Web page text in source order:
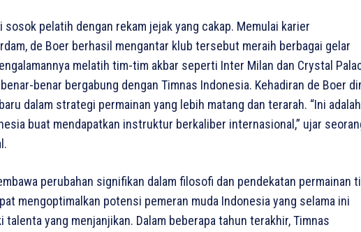
sosok pelatih dengan rekam jejak yang cakap. Memulai karier
de Boer berhasil mengantar klub tersebut meraih berbagai gelar
melatih tim-tim akbar seperti Inter Milan dan Crystal
benar bergabung dengan Timnas Indonesia. Kehadiran de Boer
dalam strategi permainan yang lebih matang dan terarah. “Ini adalah
buat mendapatkan instruktur berkaliber internasional,” ujar
perubahan signifikan dalam filosofi dan pendekatan permainan
mengoptimalkan potensi pemeran muda Indonesia yang selama ini
yang menjanjikan. Dalam beberapa tahun terakhir, Timnas